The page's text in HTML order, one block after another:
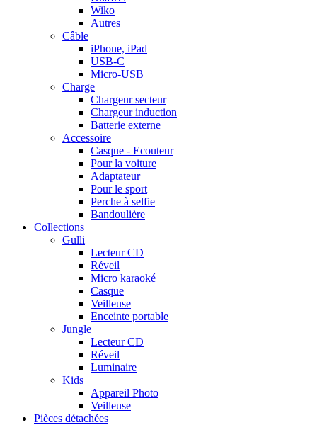
Wiko
Autres
Câble
iPhone, iPad
USB-C
Micro-USB
Charge
Chargeur secteur
Chargeur induction
Batterie externe
Accessoire
Casque - Ecouteur
Pour la voiture
Adaptateur
Pour le sport
Perche à selfie
Bandoulière
Collections
Gulli
Lecteur CD
Réveil
Micro karaoké
Casque
Veilleuse
Enceinte portable
Jungle
Lecteur CD
Réveil
Luminaire
Kids
Appareil Photo
Veilleuse
Pièces détachées